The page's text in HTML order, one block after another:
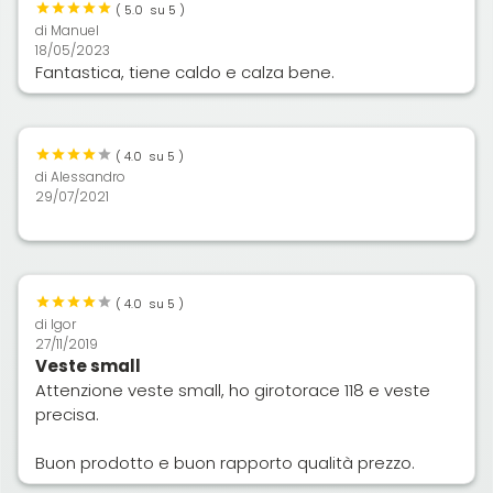
( 5.0 su 5 )
di Manuel
18/05/2023
Fantastica, tiene caldo e calza bene.
( 4.0 su 5 )
di Alessandro
29/07/2021
( 4.0 su 5 )
di Igor
27/11/2019
Veste small
Attenzione veste small, ho girotorace 118 e veste
precisa.
Buon prodotto e buon rapporto qualità prezzo.